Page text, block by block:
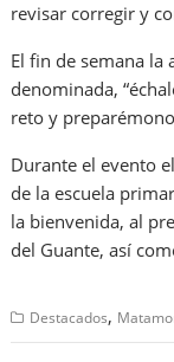
revisar corregir y
El fin de semana la
denominada,
reto y
Durante el evento
de la escuela
la bienvenida, al
del Guante, así
Destacados,